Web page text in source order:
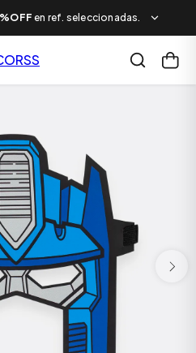
en ref. seleccionadas.